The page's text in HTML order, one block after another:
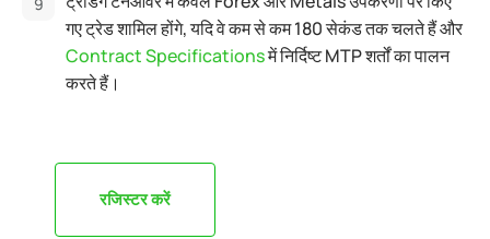
गए ट्रेड शामिल होंगे, यदि वे कम से कम 180 सेकंड तक चलते हैं और
Contract Specificationsमें निर्दिष्ट MTP शर्तों का पालन
करते हैं।
रजिस्टर करें